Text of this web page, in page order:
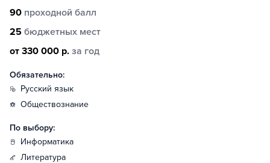
90 проходной балл
25 бюджетных мест
от 330 000 р. за год
Обязательно:
русский язык
обществознание
По выбору:
информатика
литература